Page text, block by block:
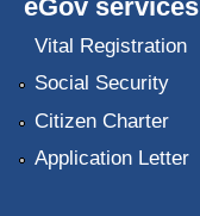
eGov services
Vital Registration
Social Security
Citizen Charter
Application Letter